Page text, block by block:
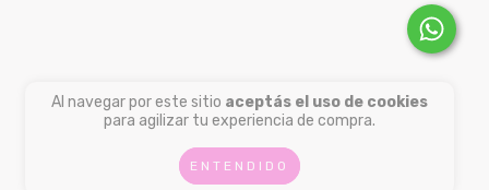
Al navegar por este sitio aceptás el uso de cookies
para agilizar tu experiencia de compra.
ENTENDIDO